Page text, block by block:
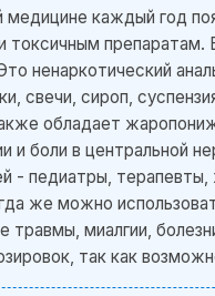
медицине каждый год
токсичным препаратам.
ненаркотический
свечи, сироп,
обладает
и боли в центральной
- педиатры, терапевты,
же можно
травмы, миалгии,
так как